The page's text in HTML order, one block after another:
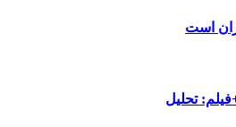
است
تحلیل